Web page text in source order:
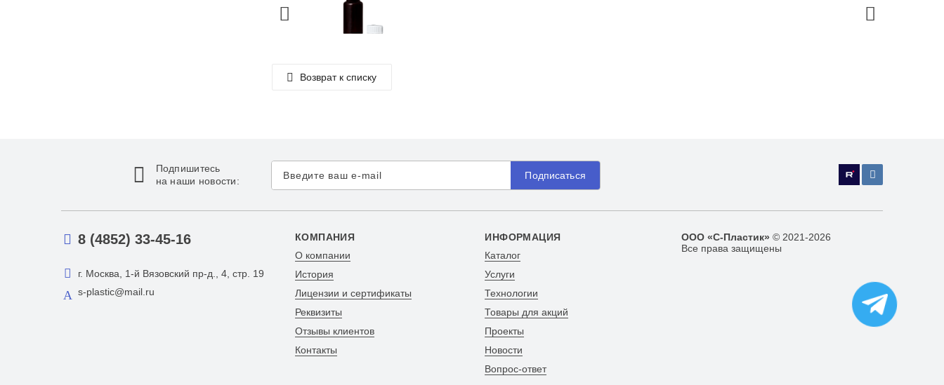
Возврат к списку
Подпишитесь
на наши новости:
Подписаться
8 (4852) 33-45-16
г. Москва, 1-й Вязовский пр-д., 4, стр. 19
s-plastic@mail.ru
КОМПАНИЯ
О компании
История
Лицензии и сертификаты
Реквизиты
Отзывы клиентов
Контакты
ИНФОРМАЦИЯ
Каталог
Услуги
Технологии
Товары для акций
Проекты
Новости
Вопрос-ответ
ООО «С-Пластик» © 2021-2026
Все права защищены